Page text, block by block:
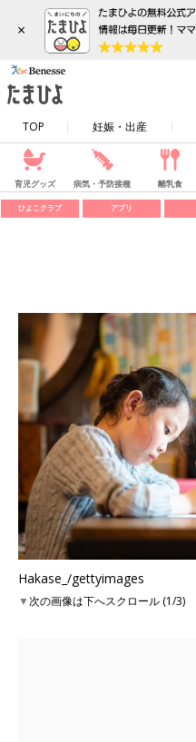
×
TOP 妊娠・出産
育児グッズ 病気・予防接種 離乳食
ひよこクラブ アプリ
Hakase_/gettyimages
▼次の画像は下へスクロール (1/3)